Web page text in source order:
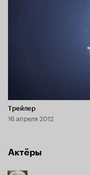
Длительность 6 мин
Трейлер
16 апреля 2012
Актёры